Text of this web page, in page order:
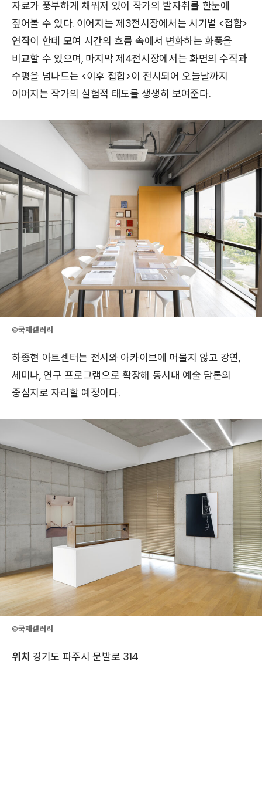
자료가 풍부하게 채워져 있어 작가의 발자취를 한눈에
짚어볼 수 있다. 이어지는 제3전시장에서는 시기별 <접합>
연작이 한데 모여 시간의 흐름 속에서 변화하는 화풍을
비교할 수 있으며, 마지막 제4전시장에서는 화면의 수직과
수평을 넘나드는 <이후 접합>이 전시되어 오늘날까지
이어지는 작가의 실험적 태도를 생생히 보여준다.
©국제갤러리
하종현 아트센터는 전시와 아카이브에 머물지 않고 강연,
세미나, 연구 프로그램으로 확장해 동시대 예술 담론의
중심지로 자리할 예정이다.
©국제갤러리
위치 경기도 파주시 문발로 314